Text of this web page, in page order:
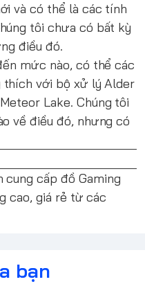
và có thể là các tính
tôi chưa có bất kỳ
điều đó.
mức nào, có thể các
thích với bộ xử lý Alder
Lake. Chúng tôi
về điều đó, nhưng có
cung cấp đồ Gaming
cao, giá rẻ từ các
bạn